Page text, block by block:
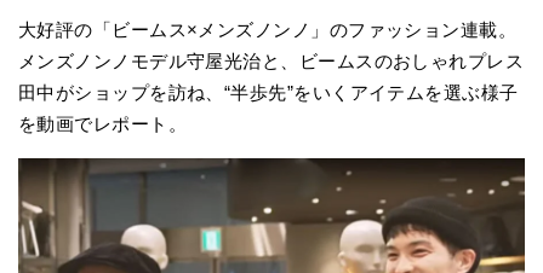
大好評の「ビームス×メンズノンノ」のファッション連載。
メンズノンノモデル守屋光治と、ビームスのおしゃれプレス
田中がショップを訪ね、“半歩先”をいくアイテムを選ぶ様子
を動画でレポート。